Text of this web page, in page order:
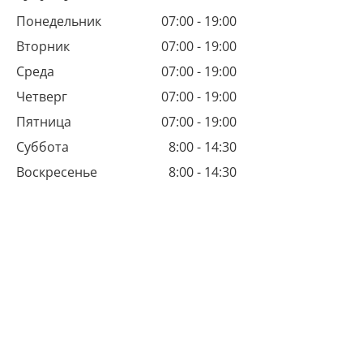
Понедельник
07:00 - 19:00
Вторник
07:00 - 19:00
Среда
07:00 - 19:00
Четверг
07:00 - 19:00
Пятница
07:00 - 19:00
Суббота
8:00 - 14:30
Воскресенье
8:00 - 14:30